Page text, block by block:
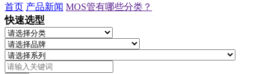
首页 产品新闻 MOS管有哪些分类？
快速选型